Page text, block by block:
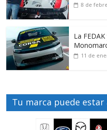
8 de
La
11 de
Tu marca puede estar